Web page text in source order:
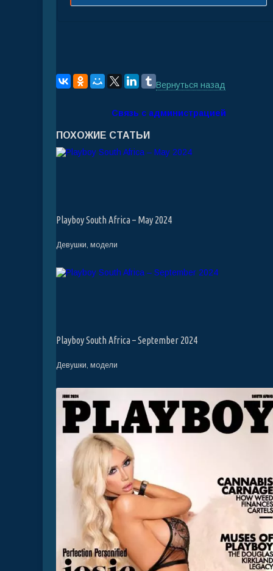
Вернуться назад
Связь с администрацией
ПОХОЖИЕ СТАТЬИ
Playboy South Africa – May 2024
Девушки, модели
Playboy South Africa – September 2024
Девушки, модели